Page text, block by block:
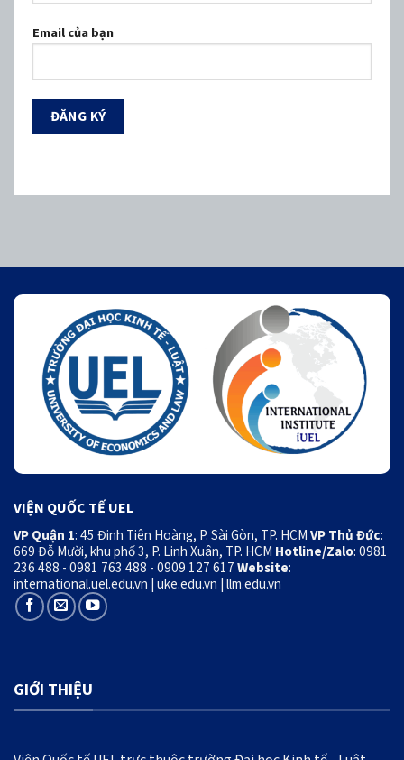
Email của bạn
VIỆN QUỐC TẾ UEL
VP Quận 1: 45 Đinh Tiên Hoàng, P. Sài Gòn, TP. HCMVP Thủ Đức:
669 Đỗ Mười, khu phố 3, P. Linh Xuân, TP. HCM Hotline/Zalo: 0981
236 488 - 0981 763 488 - 0909 127 617Website:
international.uel.edu.vn |uke.edu.vn |llm.edu.vn
GIỚI THIỆU